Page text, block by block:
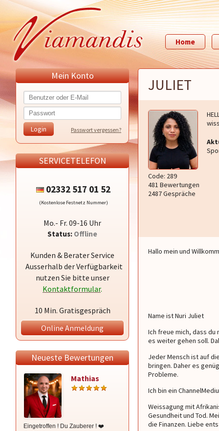
Home
Mein Konto
Passwort vergessen?
SERVICETELEFON
02332 517 01 52
(Kostenlose Festnetz Nummer)
Mo.- Fr. 09-16 Uhr
Status: Offline
Kunden & Berater Service
Ausserhalb der Verfügbarkeit
nutzen Sie bitte unser
Kontaktformular.
10 Min. Gratisgespräch
Online Anmeldung
Neueste Bewertungen
Mathias
Eingetroffen ! Du Zauberer ! ❤️
Sonita
Liebe Sonita ich möchte dir von
JULIET
Code: 289
481 Bewertungen
2487 Gespräche
Hallo mein und
Name ist Nuri Juliet
Ich freue mich, dass du
es weiter gehen soll.
Jeder Mensch ist auf
bringen. Daher es
Probleme.
Ich bin ein
Weissagung mit
Gesundheit und Tod.
die Finanzen. Liebe